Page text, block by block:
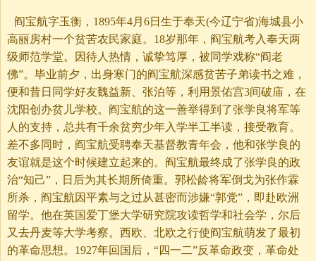
阎宝航字玉衡，1895年4月6日生于奉天(今辽宁省)海城县小
高丽房村一个贫苦农民家庭。18岁那年，阎宝航考入奉天两
级师范学堂。因待人热情，诚挚笃厚，被同学戏称“阎老
佛”。毕业前夕，出身寒门的阎宝航深感贫苦子弟读书之难，
便和昔日同学好友魏益新、张泊等，利用景佑宫3间破庙，在
沈阳创办贫儿学校。阎宝航的这一善举得到了张学良将军等
人的支持，总共有千余贫穷少年入学半工半读，接受教育。
差不多同时，阎宝航受聘奉天基督教青年会，他和张学良的
友谊就是这个时候建立起来的。阎宝航最终成了张学良的政
治“知己”，日后为其长期所倚重。郭松龄将军倒戈为张作霖
所杀，阎宝航因平素与之过从甚密而涉嫌“郭党”，即赴欧洲
留学。他在英国爱丁堡大学研究院攻读哲学和社会学，尔后
又去丹麦等大学考察。西欧、北欧之行使阎宝航萌发了最初
的革命思想。1927年回国后，“四一二”反革命政变，革命处